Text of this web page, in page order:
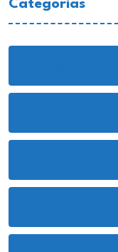
Categorias